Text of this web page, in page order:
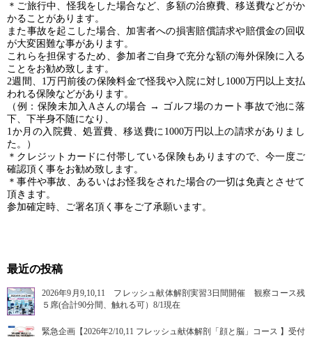
＊ご旅行中、怪我をした場合など、多額の治療費、移送費などがか
かることがあります。
また事故を起こした場合、加害者への損害賠償請求や賠償金の回収
が大変困難な事があります。
これらを担保するため、参加者ご自身で充分な額の海外保険に入る
ことをお勧め致します。
2週間、1万円前後の保険料金で怪我や入院に対し1000万円以上支払
われる保険などがあります。
（例：保険未加入Aさんの場合 → ゴルフ場のカート事故で池に落
下、下半身不随になり、
1か月の入院費、処置費、移送費に1000万円以上の請求がありまし
た。）
＊クレジットカードに付帯している保険もありますので、今一度ご
確認頂く事をお勧め致します。
＊事件や事故、あるいはお怪我をされた場合の一切は免責とさせて
頂きます。
参加確定時、ご署名頂く事をご了承願います。
最近の投稿
2026年9月9,10,11 フレッシュ献体解剖実習3日間開催 観察コース残
５席(合計90分間、触れる可）8/1現在
緊急企画【2026年2/10,11 フレッシュ献体解剖「顔と脳」コース 】受付